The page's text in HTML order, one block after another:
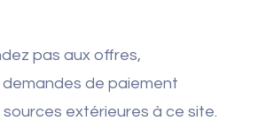
pas aux offres,
de paiement
extérieures à ce site.